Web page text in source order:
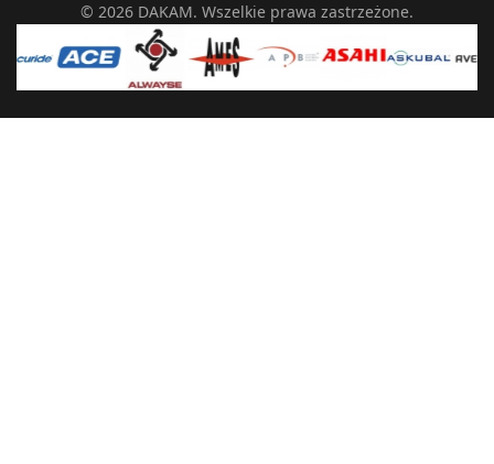
© 2026 DAKAM. Wszelkie prawa zastrzeżone.